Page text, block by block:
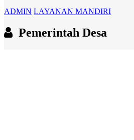
ADMIN LAYANAN MANDIRI
Pemerintah Desa